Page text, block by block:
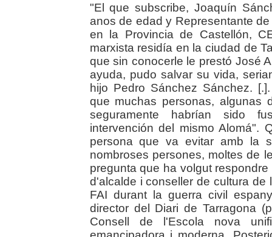
"El que subscribe, Joaquín
anos de edad y Representante
en la Provincia de Castellón,
marxista residía en la ciudad de
que sin conocerle le prestó José
ayuda, pudo salvar su vida,
hijo Pedro Sánchez Sánchez.
que muchas personas,
seguramente habrían sido
intervención del mismo Alomá".
persona que va evitar amb la
nombroses persones, moltes de
pregunta que ha volgut
d'alcalde i conseller de cultura de
FAI durant la guerra civil
director del Diari de Tarragona
Consell de l'Escola nova